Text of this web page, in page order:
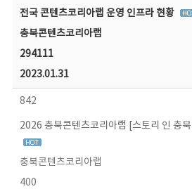
전국 콘텐츠코리아랩 운영 인프라 현황
충북콘텐츠코리아랩
294111
2023.01.31
842
2026 충북콘텐츠코리아랩 [스토리 인 충
충북콘텐츠코리아랩
400